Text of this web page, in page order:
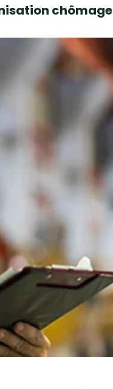
chômage